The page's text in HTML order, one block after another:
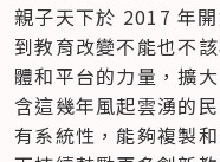
親子天下於 2017 年
到教育改變不能也不
體和平台的力量，擴
含這幾年風起雲湧的
有系統性，能夠複製